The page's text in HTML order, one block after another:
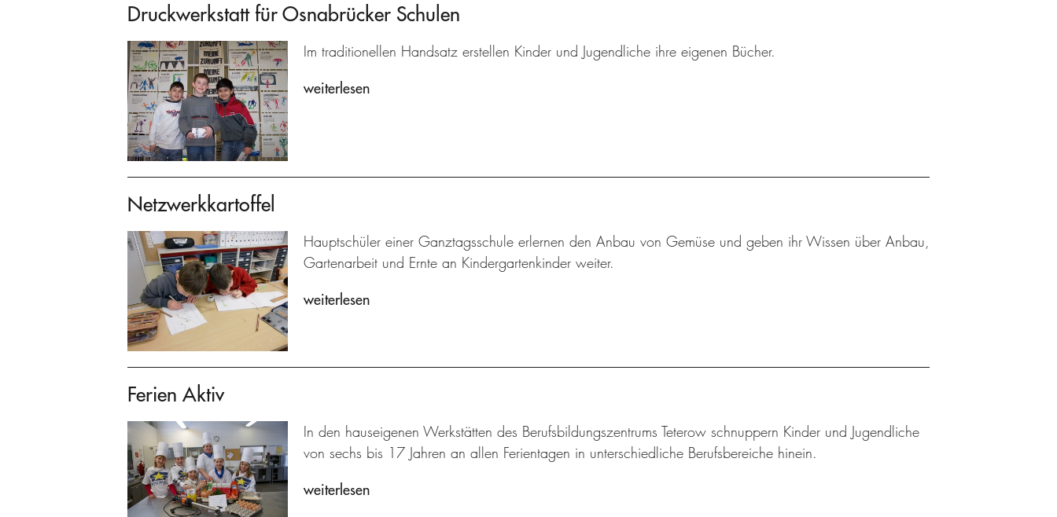
Druckwerkstatt für Osnabrücker Schulen
Im traditionellen Handsatz erstellen Kinder und Jugendliche ihre eigenen Bücher.
weiterlesen
Netzwerkkartoffel
Hauptschüler einer Ganztagsschule erlernen den Anbau von Gemüse und geben ihr Wissen über Anbau,
Gartenarbeit und Ernte an Kindergartenkinder weiter.
weiterlesen
Ferien Aktiv
In den hauseigenen Werkstätten des Berufsbildungszentrums Teterow schnuppern Kinder und Jugendliche
von sechs bis 17 Jahren an allen Ferientagen in unterschiedliche Berufsbereiche hinein.
weiterlesen